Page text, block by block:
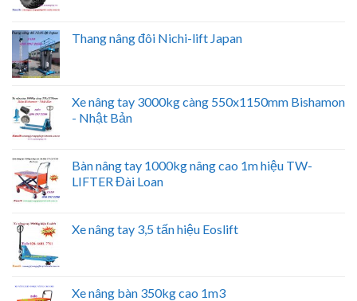
Thang nâng đôi Nichi-lift Japan
Xe nâng tay 3000kg càng 550x1150mm Bishamon
- Nhật Bản
Bàn nâng tay 1000kg nâng cao 1m hiệu TW-
LIFTER Đài Loan
Xe nâng tay 3,5 tấn hiệu Eoslift
Xe nâng bàn 350kg cao 1m3